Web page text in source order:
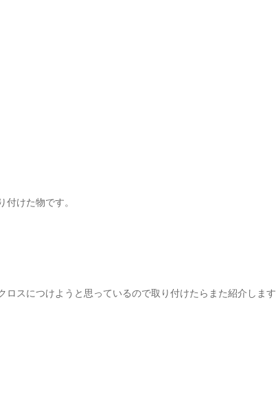
けた物です。
スにつけようと思っているので取り付けたらまた紹介します